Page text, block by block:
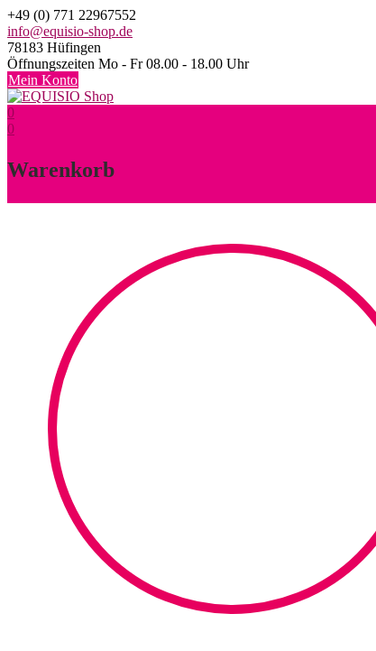
Skip
to
content
+49 (0) 771 22967552
info@equisio-shop.de
78183 Hüfingen
Öffnungszeiten Mo - Fr 08.00 - 18.00 Uhr
Mein Konto
0
0
Warenkorb